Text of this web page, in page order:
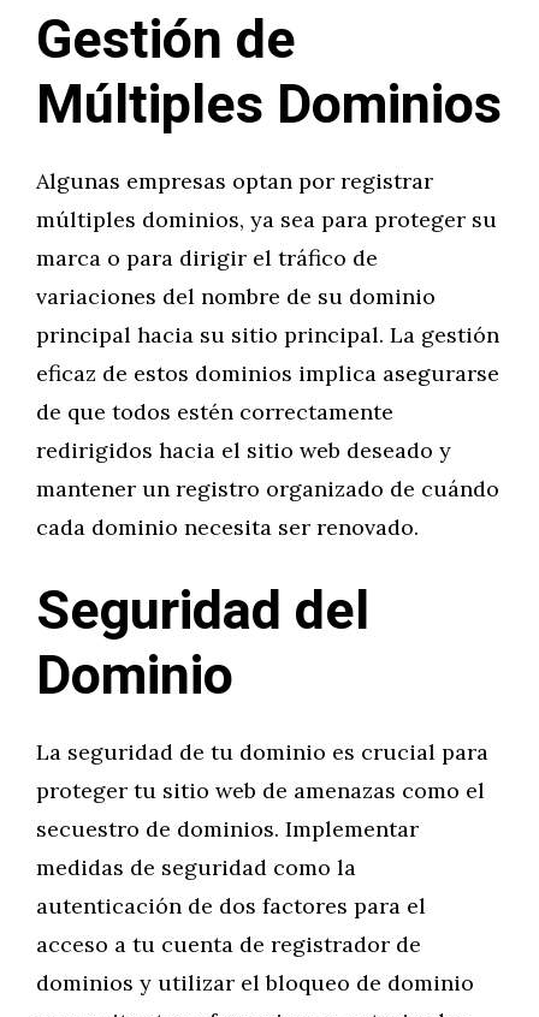
Gestión de
Múltiples Dominios
Algunas empresas optan por registrar
múltiples dominios, ya sea para proteger su
marca o para dirigir el tráfico de
variaciones del nombre de su dominio
principal hacia su sitio principal. La gestión
eficaz de estos dominios implica asegurarse
de que todos estén correctamente
redirigidos hacia el sitio web deseado y
mantener un registro organizado de cuándo
cada dominio necesita ser renovado.
Seguridad del
Dominio
La seguridad de tu dominio es crucial para
proteger tu sitio web de amenazas como el
secuestro de dominios. Implementar
medidas de seguridad como la
autenticación de dos factores para el
acceso a tu cuenta de registrador de
dominios y utilizar el bloqueo de dominio